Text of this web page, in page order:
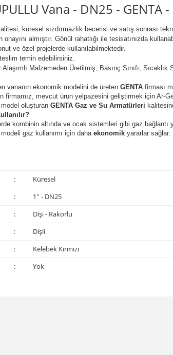
Vana - DN25 - GENTA
küresel sızdırmazlık becerisi ve satış sonrası
almıştır. Gönül rahatlığı ile tesisatınızda
ve özel projelerde kullanılabilmektedir.
temin edebilirsiniz.
Malzemeden Üretilmiş, Basınç Sınıfı,
vananın ekonomik modelini de üreten GENTA firması
firmamız, mevcut ürün yelpazesini geliştirmek için Ar-
oluşturan GENTA Gaz ve Su Armatürleri
kombinin altında ve ocak sistemleri gibi gaz bağlantı
gaz kullanımı için daha ekonomik yararlar sağlar.
:
Küresel
:
1'' - DN25
:
Dişi - Rakorlu
:
Dişli
:
Kelebek Kırmızı
: Yok